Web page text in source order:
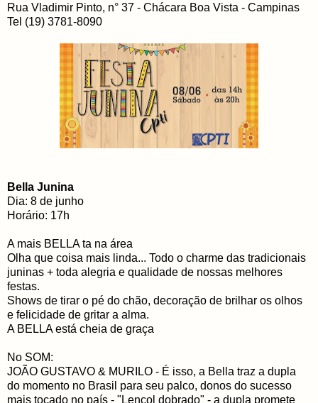
Rua Vladimir Pinto, n° 37 - Chácara Boa Vista - Campinas
Tel (19) 3781-8090
Bella Junina
Dia: 8 de junho
Horário: 17h
A mais BELLA ta na área
Olha que coisa mais linda... Todo o charme das tradicionais
juninas + toda alegria e qualidade de nossas melhores
festas.
Shows de tirar o pé do chão, decoração de brilhar os olhos
e felicidade de gritar a alma.
A BELLA está cheia de graça
No SOM:
JOÃO GUSTAVO & MURILO - É isso, a Bella traz a dupla
do momento no Brasil para seu palco, donos do sucesso
mais tocado no país - "Lençol dobrado" - a dupla promete